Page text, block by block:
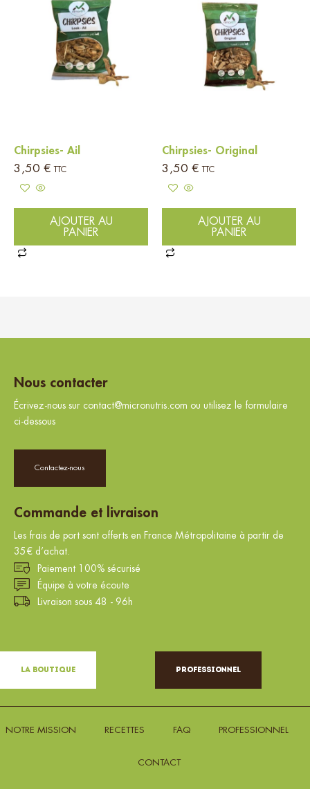
Chirpsies- Ail
3,50 € TTC
AJOUTER AU
PANIER
Chirpsies- Original
3,50 € TTC
AJOUTER AU
PANIER
Nous contacter
Écrivez-nous sur contact@micronutris.com ou utilisez le formulaire
ci-dessous
Contactez-nous
Commande et livraison
Les frais de port sont offerts en France Métropolitaine à partir de
35€ d’achat.
Paiement 100% sécurisé
Équipe à votre écoute
Livraison sous 48 - 96h
La Boutique Professionnel
NOTRE MISSION RECETTES FAQ PROFESSIONNEL
CONTACT